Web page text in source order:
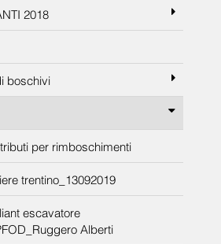
2018
boschivi
per rimboschimenti
trentino_13092019
escavatore
Alberti